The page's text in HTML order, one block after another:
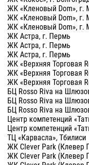
ЖК «Кленовый Dom», г.
ЖК «Кленовый Dom», г.
ЖК «Кленовый Dom», г.
ЖК Астра, г. Пермь
ЖК Астра, г. Пермь
ЖК Астра, г. Пермь
ЖК «Верхняя Торговая
ЖК «Верхняя Торговая
ЖК «Верхняя Торговая
БЦ Rosso Riva на
БЦ Rosso Riva на
БЦ Rosso Riva на
Центр компетенций
Центр компетенций
ТЦ «Карвасла», Тбилиси
ЖК Clever Park (Клевер
ЖК Clever Park (Клевер